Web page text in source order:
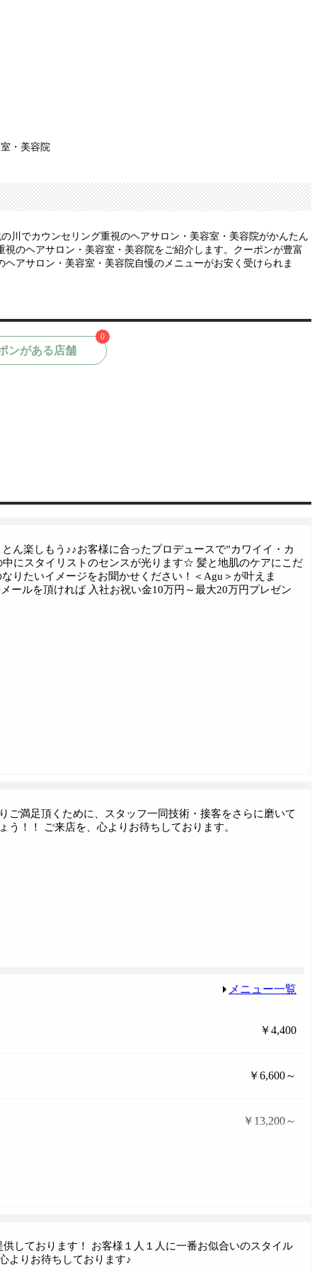
・美容院
川でカウンセリング重視のヘアサロン・美容室・美容院がかんたん
のヘアサロン・美容室・美容院をご紹介します。クーポンが豊富
アサロン・美容室・美容院自慢のメニューがお安く受けられま
ンがある店舗
0
ん楽しもう♪♪お客様に合ったプロデュースで”カワイイ・カ
にスタイリストのセンスが光ります☆ 髪と地肌のケアにこだ
りたいイメージをお聞かせください！＜Agu＞が叶えま
ルを頂ければ 入社お祝い金10万円～最大20万円プレゼン
満足頂くために、スタッフ一同技術・接客をさらに磨いて
！！ ご来店を、心よりお待ちしております。
メニュー一覧
￥4,400
￥6,600～
￥13,200～
しております！ お客様１人１人に一番お似合いのスタイル
よりお待ちしております♪